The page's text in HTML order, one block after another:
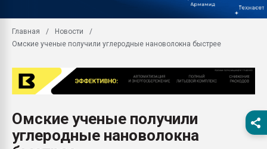
28.07.2026
Всё, что касается
бутылок
Материал поверхности
вакуумного
Главная
Новости
Омские ученые получили углеродные нановолокна быстрее
Омские ученые получили
углеродные нановолокна